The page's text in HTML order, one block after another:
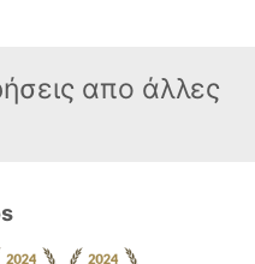
απο άλλες